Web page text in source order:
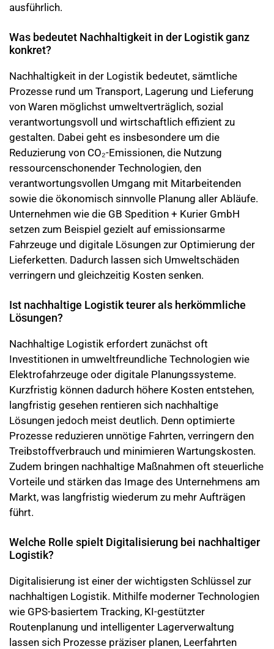
ausführlich.
Was bedeutet Nachhaltigkeit in der Logistik ganz
konkret?
Nachhaltigkeit in der Logistik bedeutet, sämtliche
Prozesse rund um Transport, Lagerung und Lieferung
von Waren möglichst umweltverträglich, sozial
verantwortungsvoll und wirtschaftlich effizient zu
gestalten. Dabei geht es insbesondere um die
Reduzierung von CO₂-Emissionen, die Nutzung
ressourcenschonender Technologien, den
verantwortungsvollen Umgang mit Mitarbeitenden
sowie die ökonomisch sinnvolle Planung aller Abläufe.
Unternehmen wie die GB Spedition + Kurier GmbH
setzen zum Beispiel gezielt auf emissionsarme
Fahrzeuge und digitale Lösungen zur Optimierung der
Lieferketten. Dadurch lassen sich Umweltschäden
verringern und gleichzeitig Kosten senken.
Ist nachhaltige Logistik teurer als herkömmliche
Lösungen?
Nachhaltige Logistik erfordert zunächst oft
Investitionen in umweltfreundliche Technologien wie
Elektrofahrzeuge oder digitale Planungssysteme.
Kurzfristig können dadurch höhere Kosten entstehen,
langfristig gesehen rentieren sich nachhaltige
Lösungen jedoch meist deutlich. Denn optimierte
Prozesse reduzieren unnötige Fahrten, verringern den
Treibstoffverbrauch und minimieren Wartungskosten.
Zudem bringen nachhaltige Maßnahmen oft steuerliche
Vorteile und stärken das Image des Unternehmens am
Markt, was langfristig wiederum zu mehr Aufträgen
führt.
Welche Rolle spielt Digitalisierung bei nachhaltiger
Logistik?
Digitalisierung ist einer der wichtigsten Schlüssel zur
nachhaltigen Logistik. Mithilfe moderner Technologien
wie GPS-basiertem Tracking, KI-gestützter
Routenplanung und intelligenter Lagerverwaltung
lassen sich Prozesse präziser planen, Leerfahrten